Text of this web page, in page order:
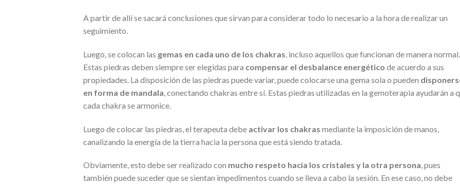
A partir de allí se sacará conclusiones que sirvan para considerar todo lo necesario a la hora de realizar un
seguimiento.
Luego, se colocan las gemas en cada uno de los chakras , incluso aquellos que funcionan de manera normal.
Estas piedras deben siempre ser elegidas para compensar el desbalance energético de acuerdo a sus
propiedades. La disposición de las piedras puede variar, puede colocarse una gema sola o pueden
en forma de mandala , conectando chakras entre sí. Estas piedras utilizadas en la gemoterapia ayudarán a
cada chakra se armonice.
Luego de colocar las piedras, el terapeuta debe activar los chakras mediante la imposición de manos,
canalizando la energía de la tierra hacia la persona que está siendo tratada.
Obviamente, esto debe ser realizado con mucho respeto hacia los cristales y la otra persona, pues
también puede suceder que se sientan impedimentos cuando se lleva a cabo la sesión. En ese caso, no debe